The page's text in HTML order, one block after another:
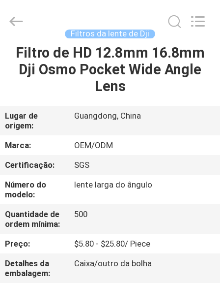
CASA
SOBRE
NÓS
EXCURSÃO
DA
FÁBRICA
CONTROLE
DA
QUALIDADE
Technology
Ltd..
Filtros da lente de Dji
Filtro de HD 12.8mm 16.8mm
Dji Osmo Pocket Wide Angle
Lens
Lugar de
origem:
Guangdong, China
Marca:
OEM/ODM
Certificação:
SGS
Número do
modelo:
lente larga do ângulo
Quantidade de
ordem mínima:
500
Preço:
$5.80 - $25.80/ Piece
Detalhes da
embalagem:
Caixa/outro da bolha